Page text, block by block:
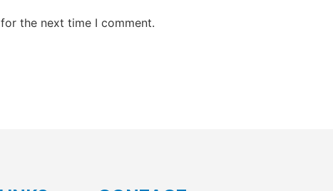
the next time I comment.